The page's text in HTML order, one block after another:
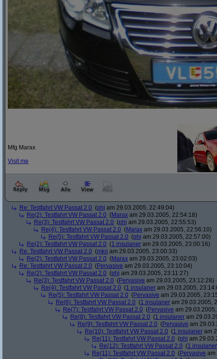
Mfg Marax
Visit me
Re: Testfahrt VW Passat 2.0 (phj am 29.03.2005, 22:49:04)
Re(2): Testfahrt VW Passat 2.0 (Marax am 29.03.2005, 22:54:18)
Re(3): Testfahrt VW Passat 2.0 (phj am 29.03.2005, 22:55:53)
Re(4): Testfahrt VW Passat 2.0 (Marax am 29.03.2005, 22:56:10)
Re(5): Testfahrt VW Passat 2.0 (phj am 29.03.2005, 22:57:00)
Re(2): Testfahrt VW Passat 2.0 (1 insulaner am 29.03.2005, 23:00:16)
Re: Testfahrt VW Passat 2.0 (mko am 29.03.2005, 23:00:33)
Re(2): Testfahrt VW Passat 2.0 (Marax am 29.03.2005, 23:02:03)
Re: Testfahrt VW Passat 2.0 (Pervasive am 29.03.2005, 23:10:04)
Re(2): Testfahrt VW Passat 2.0 (phj am 29.03.2005, 23:11:27)
Re(3): Testfahrt VW Passat 2.0 (Pervasive am 29.03.2005, 23:12:28)
Re(4): Testfahrt VW Passat 2.0 (1 insulaner am 29.03.2005,
Re(5): Testfahrt VW Passat 2.0 (Pervasive am 29.03.2005,
Re(6): Testfahrt VW Passat 2.0 (1 insulaner am 29.03.2005,
Re(7): Testfahrt VW Passat 2.0 (Pervasive am
Re(8): Testfahrt VW Passat 2.0 (1 insulaner am
Re(9): Testfahrt VW Passat 2.0 (Pervasive am
Re(10): Testfahrt VW Passat 2.0 (1 insulaner am
Re(11): Testfahrt VW Passat 2.0 (phj am
Re(12): Testfahrt VW Passat 2.0 (1 insulaner
Re(11): Testfahrt VW Passat 2.0 (Pervasive am